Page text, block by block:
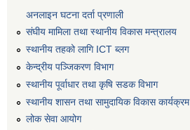
अनलाइन घटना दर्ता प्रणाली
संघीय मामिला तथा स्थानीय विकास मन्त्रालय
स्थानीय तहको लागि ICT ब्लग
केन्द्रीय पञ्जिकरण विभाग
स्थानीय पूर्वाधार तथा कृषि सडक विभाग
स्थानीय शासन तथा सामुदायिक विकास कार्यक्रम
लोक सेवा आयोग